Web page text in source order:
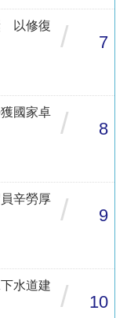
以修復
/ 7
國家卓
/ 8
辛勞厚
/ 9
水道建
/ 10